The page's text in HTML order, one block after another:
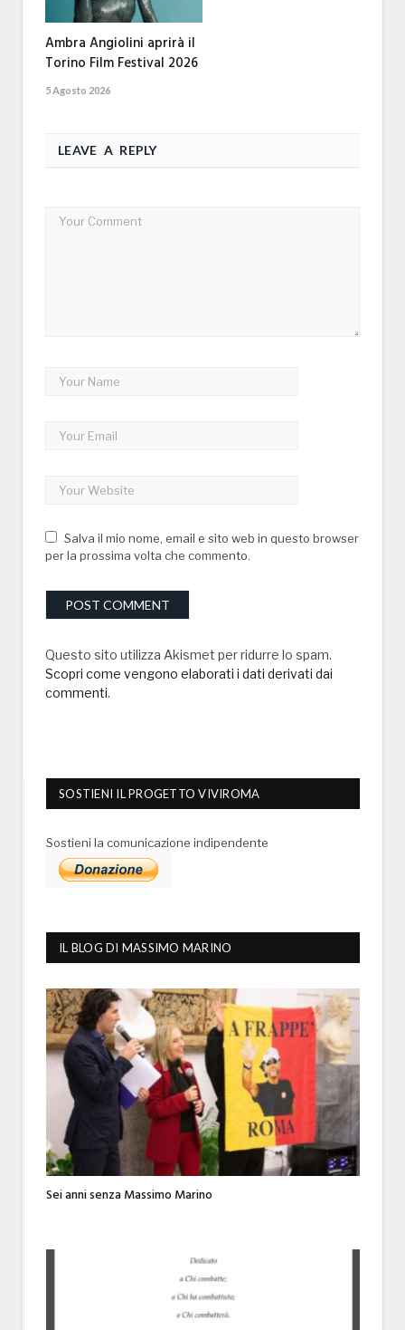
Ambra Angiolini aprirà il
Torino Film Festival 2026
5 Agosto 2026
LEAVE A REPLY
Salva il mio nome, email e sito web in questo browser
per la prossima volta che commento.
Questo sito utilizza Akismet per ridurre lo spam.
Scopri come vengono elaborati i dati derivati dai
commenti.
SOSTIENI IL PROGETTO VIVIROMA
Sostieni la comunicazione indipendente
IL BLOG DI MASSIMO MARINO
Sei anni senza Massimo Marino